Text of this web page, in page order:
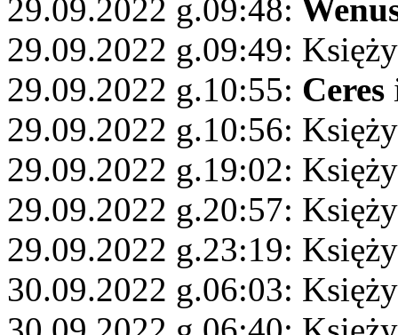
29.09.2022 g.09:48:
29.09.2022 g.09:49:
29.09.2022 g.10:55: Ceres
29.09.2022 g.10:56:
29.09.2022 g.19:02:
29.09.2022 g.20:57:
29.09.2022 g.23:19:
30.09.2022 g.06:03: